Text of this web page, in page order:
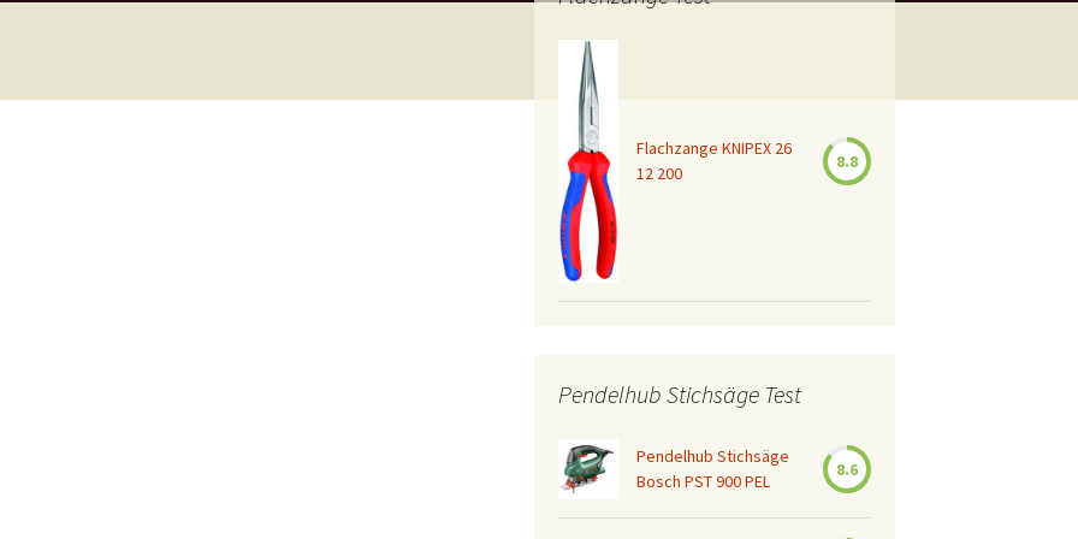
Flachzange KNIPEX 26
12 200
8.8
Pendelhub Stichsäge Test
Pendelhub Stichsäge
Bosch PST 900 PEL
8.6